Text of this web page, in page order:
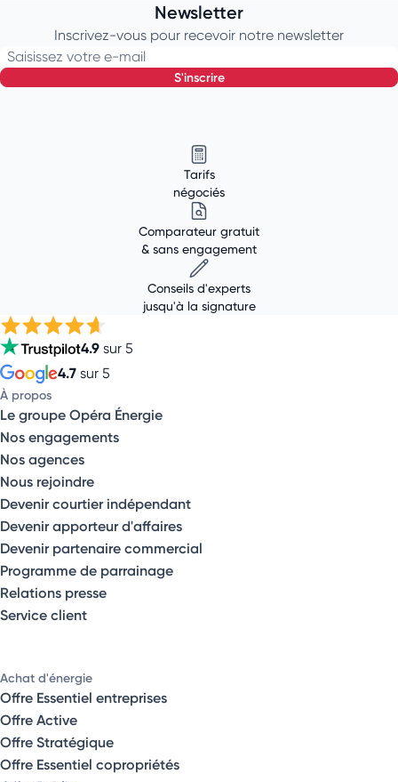
Newsletter
Inscrivez-vous pour recevoir notre newsletter
Saisissez votre e-mail
s'inscrire
Tarifs
négociés
Comparateur gratuit
& sans engagement
Conseils d'experts
jusqu'à la signature
4.9 sur 5
4.7 sur 5
À propos
Le groupe Opéra Énergie
Nos engagements
Nos agences
Nous rejoindre
Devenir courtier indépendant
Devenir apporteur d'affaires
Devenir partenaire commercial
Programme de parrainage
Relations presse
Service client
Achat d'énergie
Offre Essentiel entreprises
Offre Active
Offre Stratégique
Offre Essentiel copropriétés